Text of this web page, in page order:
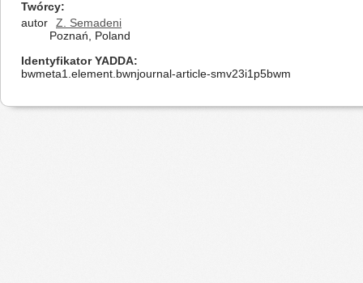
Twórcy
autor
Z. Semadeni
Poznań, Poland
Identyfikator YADDA
bwmeta1.element.bwnjournal-article-smv23i1p5bwm